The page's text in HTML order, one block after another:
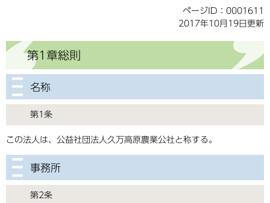
ページID：0001611
2017年10月19日更新
第1章総則
名称
第1条
この法人は、公益社団法人久万高原農業公社と称する。
事務所
第2条